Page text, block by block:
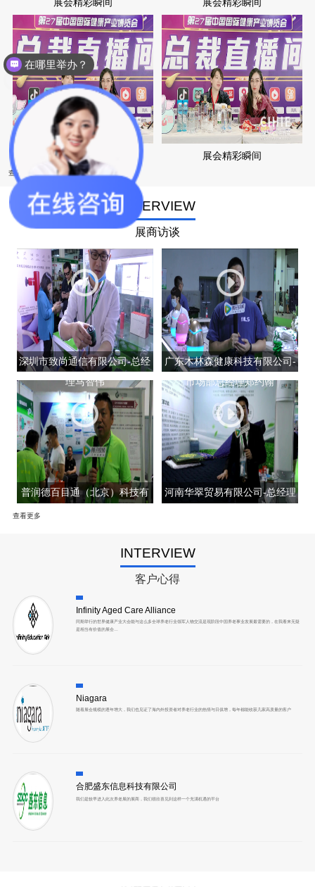
展会精彩瞬间 展会精彩瞬间
查看更多
INTERVIEW
展商访谈
深圳市致尚通信有限公司-总经
理马智伟
广东木林森健康科技有限公司-
市场部总经理郑约翰
普润德百目通（北京）科技有
限公司-联合创始人仇建文
河南华翠贸易有限公司-总经理
查看更多
INTERVIEW
客户心得
同期举行的世界健康产业大会能与这么多全球养老行业领军人物交流是现阶段中国养老事业发展最需要的，在我看来无疑
Niagara
在哪里举办？
大健康涵盖哪些项目呢？